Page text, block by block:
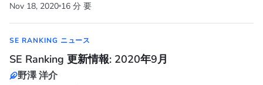
Nov 18, 2020 16 分 要
SE RANKING ニュース
SE Ranking 更新情報: 2020年9月
野澤 洋介